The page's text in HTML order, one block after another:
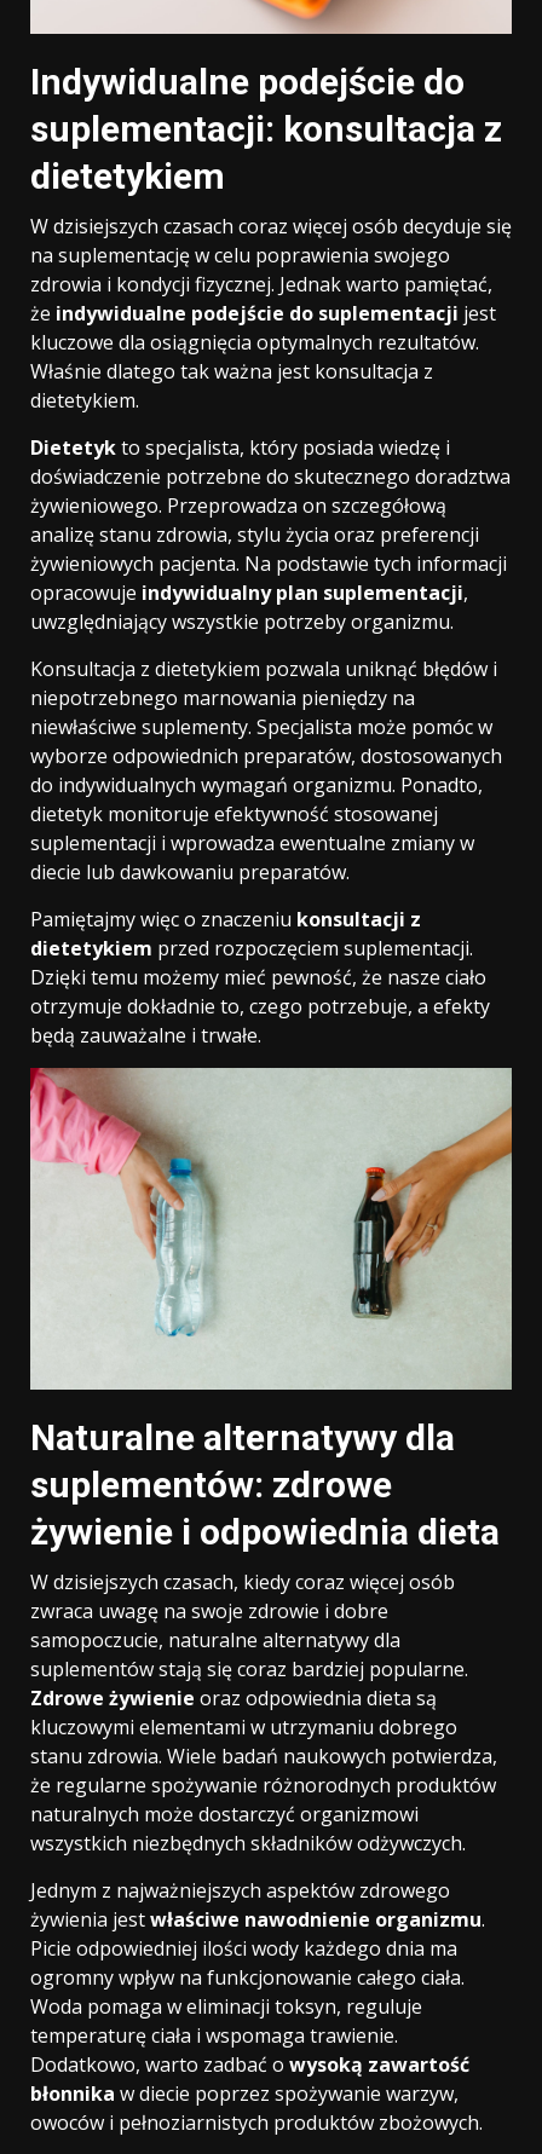
Indywidualne podejście do
suplementacji: konsultacja z
dietetykiem
W dzisiejszych czasach coraz więcej osób decyduje się
na suplementację w celu poprawienia swojego
zdrowia i kondycji fizycznej. Jednak warto pamiętać,
że indywidualne podejście do suplementacji jest
kluczowe dla osiągnięcia optymalnych rezultatów.
Właśnie dlatego tak ważna jest konsultacja z
dietetykiem.
Dietetykto specjalista, który posiada wiedzę i
doświadczenie potrzebne do skutecznego doradztwa
żywieniowego. Przeprowadza on szczegółową
analizę stanu zdrowia, stylu życia oraz preferencji
żywieniowych pacjenta. Na podstawie tych informacji
opracowuje indywidualny plan suplementacji,
uwzględniający wszystkie potrzeby organizmu.
Konsultacja z dietetykiem pozwala uniknąć błędów i
niepotrzebnego marnowania pieniędzy na
niewłaściwe suplementy. Specjalista może pomóc w
wyborze odpowiednich preparatów, dostosowanych
do indywidualnych wymagań organizmu. Ponadto,
dietetyk monitoruje efektywność stosowanej
suplementacji i wprowadza ewentualne zmiany w
diecie lub dawkowaniu preparatów.
Pamiętajmy więc o znaczeniu konsultacji z
dietetykiem przed rozpoczęciem suplementacji.
Dzięki temu możemy mieć pewność, że nasze ciało
otrzymuje dokładnie to, czego potrzebuje, a efekty
będą zauważalne i trwałe.
Naturalne alternatywy dla
suplementów: zdrowe
żywienie i odpowiednia dieta
W dzisiejszych czasach, kiedy coraz więcej osób
zwraca uwagę na swoje zdrowie i dobre
samopoczucie, naturalne alternatywy dla
suplementów stają się coraz bardziej popularne.
Zdrowe żywienie oraz odpowiednia dieta są
kluczowymi elementami w utrzymaniu dobrego
stanu zdrowia. Wiele badań naukowych potwierdza,
że regularne spożywanie różnorodnych produktów
naturalnych może dostarczyć organizmowi
wszystkich niezbędnych składników odżywczych.
Jednym z najważniejszych aspektów zdrowego
żywienia jestwłaściwe nawodnienie organizmu.
Picie odpowiedniej ilości wody każdego dnia ma
ogromny wpływ na funkcjonowanie całego ciała.
Woda pomaga w eliminacji toksyn, reguluje
temperaturę ciała i wspomaga trawienie.
Dodatkowo, warto zadbać o wysoką zawartość
błonnika w diecie poprzez spożywanie warzyw,
owoców i pełnoziarnistych produktów zbożowych.